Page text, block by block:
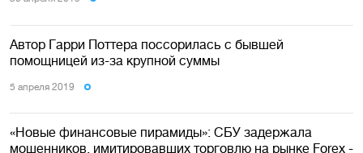
Автор Гарри Поттера поссорилась с бывшей
помощницей из-за крупной суммы
5 апреля 2019
«Новые финансовые пирамиды»: СБУ задержала
мошенников, имитировавших торговлю на рынке Forex -